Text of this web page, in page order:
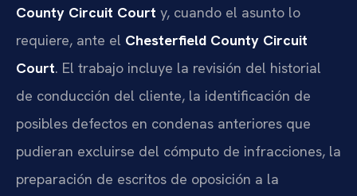
County Circuit Court y, cuando el asunto lo
requiere, ante el Chesterfield County Circuit
Court. El trabajo incluye la revisión del historial
de conducción del cliente, la identificación de
posibles defectos en condenas anteriores que
pudieran excluirse del cómputo de infracciones, la
preparación de escritos de oposición a la